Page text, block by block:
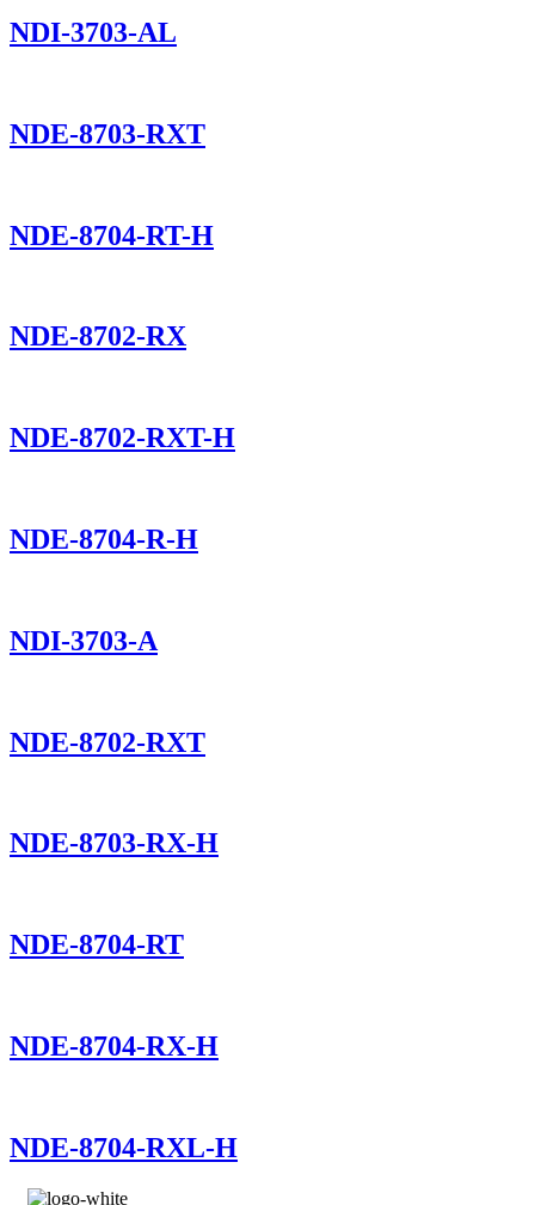
NDI-3703-AL
NDE-8703-RXT
NDE-8704-RT-H
NDE-8702-RX
NDE-8702-RXT-H
NDE-8704-R-H
NDI-3703-A
NDE-8702-RXT
NDE-8703-RX-H
NDE-8704-RT
NDE-8704-RX-H
NDE-8704-RXL-H